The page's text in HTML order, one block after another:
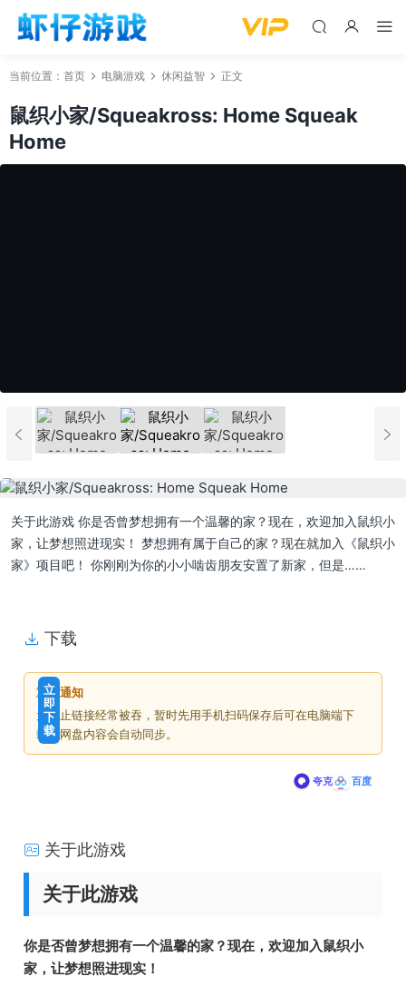
当前位置： 首页 电脑游戏 休闲益智 正文
鼠织小家/Squeakross: Home Squeak
Home
关于此游戏 你是否曾梦想拥有一个温馨的家？现在，欢迎加入鼠织小
家，让梦想照进现实！ 梦想拥有属于自己的家？现在就加入《鼠织小
家》项目吧！ 你刚刚为你的小小啮齿朋友安置了新家，但是……
下载
夸克 百度
下
载
价
格
免
费
立
即
下
载
重要通知
为防止链接经常被吞，暂时先用手机扫码保存后可在电脑端下
载，网盘内容会自动同步。
关于此游戏
关于此游戏
你是否曾梦想拥有一个温馨的家？现在，欢迎加入鼠织小
家，让梦想照进现实！